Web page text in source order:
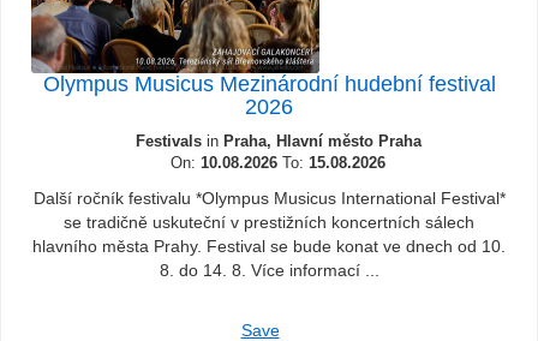
Olympus Musicus Mezinárodní hudební festival
2026
Festivalsin Praha, Hlavní město Praha
On: 10.08.2026 To: 15.08.2026
Další ročník festivalu *Olympus Musicus International Festival*
se tradičně uskuteční v prestižních koncertních sálech
hlavního města Prahy. Festival se bude konat ve dnech od 10.
8. do 14. 8. Více informací ...
Save